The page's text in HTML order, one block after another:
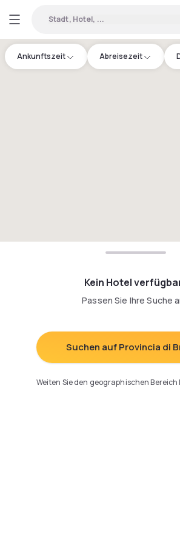
Stadt, Hotel, ...
Ankunftszeit Abreisezeit
Kein Hotel
Passen Sie Ihre Suche
Suchen auf Provincia di
Weiten Sie den geographischen